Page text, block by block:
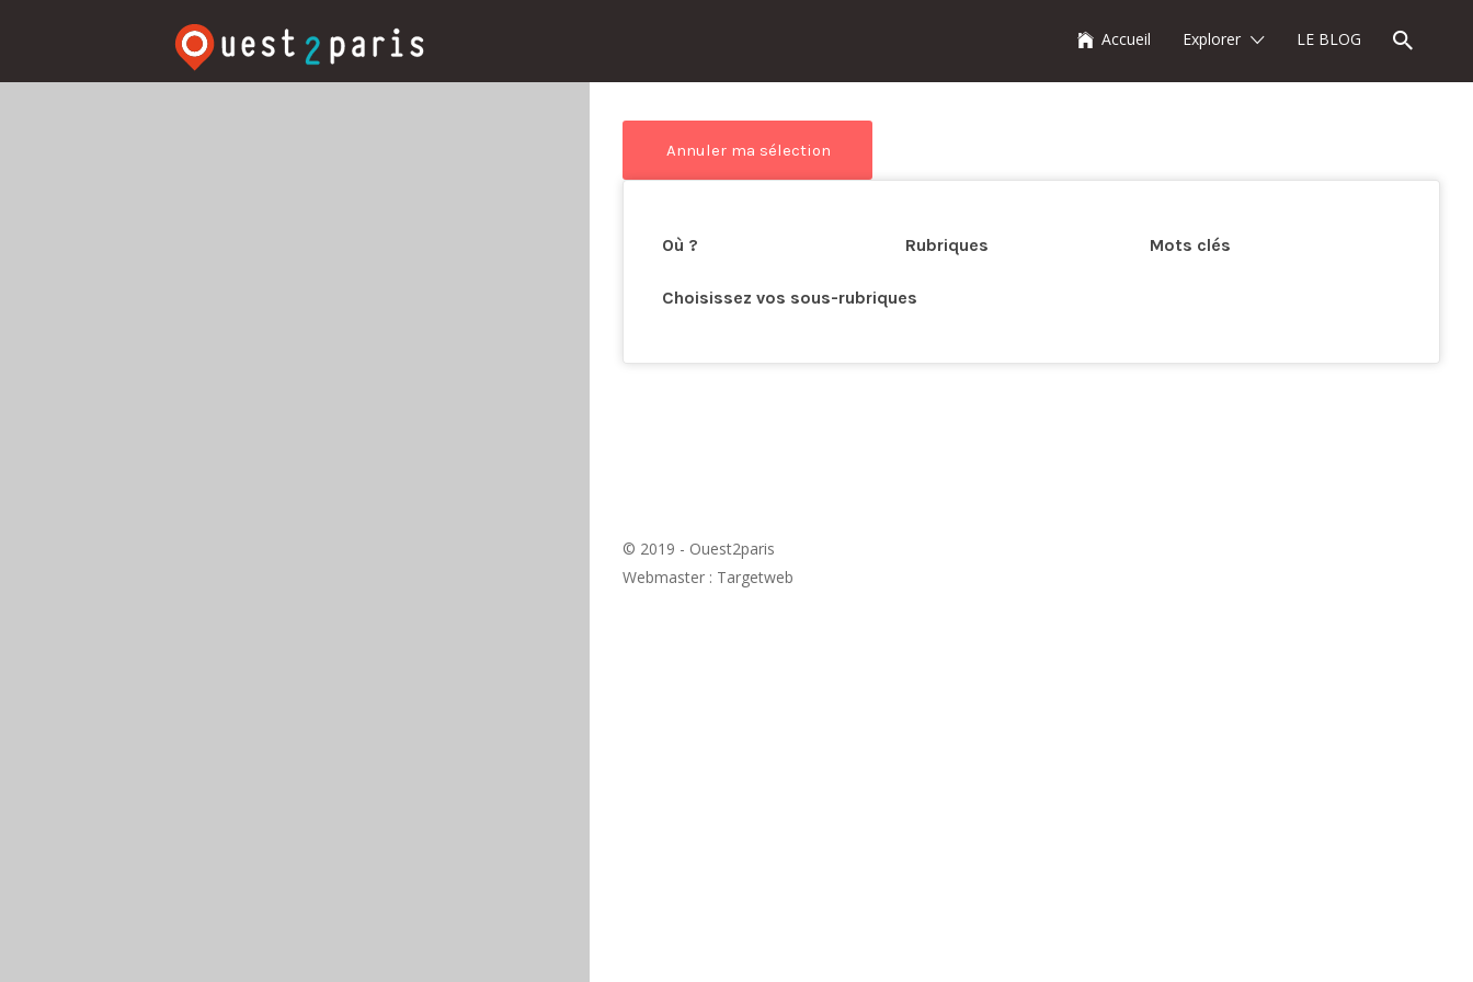
Accueil Explorer LE BLOG
Où ? Rubriques Mots clés
Choisissez vos sous-rubriques
© 2019 - Ouest2paris
Webmaster : Targetweb